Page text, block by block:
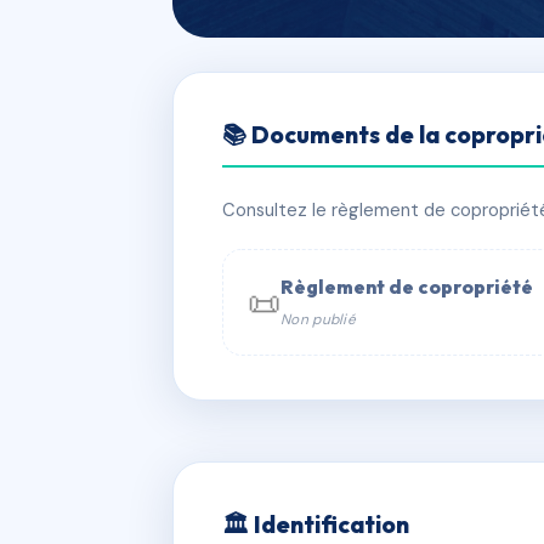
LES BALCONS
📍 r des hauts du crey, 73350
📞 Contacter Syndic Digital
📚 Documents de la
Consultez le règlement de
📜Règlement de copropriété
Non publié
🏛 Identification